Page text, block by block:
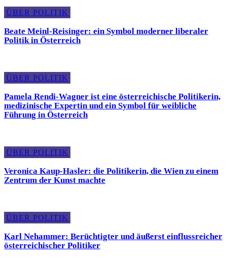
ÜBER POLITIK
Beate Meinl-Reisinger: ein Symbol moderner liberaler
Politik in Österreich
ÜBER POLITIK
Pamela Rendi-Wagner ist eine österreichische Politikerin,
medizinische Expertin und ein Symbol für weibliche
Führung in Österreich
ÜBER POLITIK
Veronica Kaup-Hasler: die Politikerin, die Wien zu einem
Zentrum der Kunst machte
ÜBER POLITIK
Karl Nehammer: Berüchtigter und äußerst einflussreicher
österreichischer Politiker